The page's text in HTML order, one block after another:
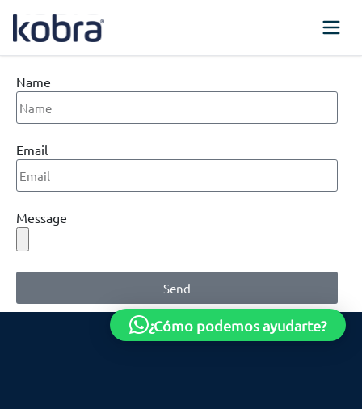
Name
Email
Message
Send
¿Cómo podemos ayudarte?